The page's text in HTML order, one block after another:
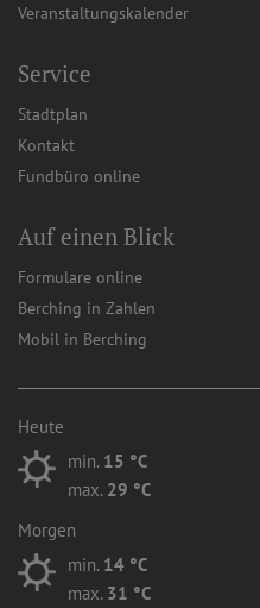
Veranstaltungskalender
Service
Stadtplan
Kontakt
Fundbüro online
Auf einen Blick
Formulare online
Berching in Zahlen
Mobil in Berching
Heute
min. 15 °C
max. 29 °C
Morgen
min. 14 °C
max. 31 °C